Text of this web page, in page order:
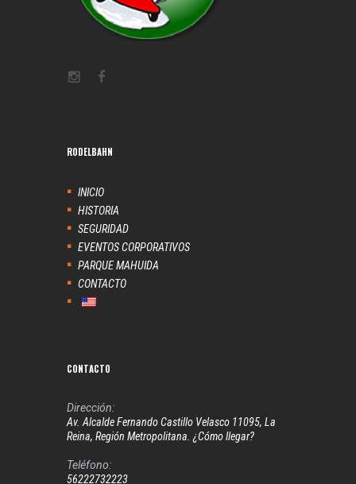
RODELBAHN
INICIO
HISTORIA
SEGURIDAD
EVENTOS CORPORATIVOS
PARQUE MAHUIDA
CONTACTO
CONTACTO
Dirección:
Av. Alcalde Fernando Castillo Velasco 11095, La
Reina, Región Metropolitana. ¿Cómo llegar?
Teléfono:
56222732223